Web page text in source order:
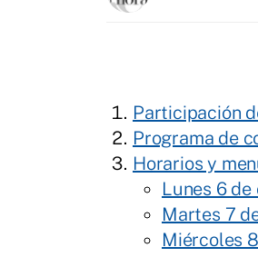
Participación
Programa de
Horarios y
Lunes 6
Martes 7
Miércoles